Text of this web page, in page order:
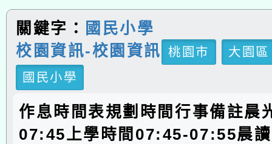
關鍵字：
國民小學
校園資訊-校園資訊
桃園市
大園區
國民小學
作息時間表規劃時間行事備註晨
07:45上學時間07:45-07:55晨